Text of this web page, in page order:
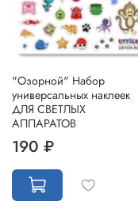
"Озорной" Набор
универсальных наклеек
ДЛЯ СВЕТЛЫХ
АППАРАТОВ
190 ₽